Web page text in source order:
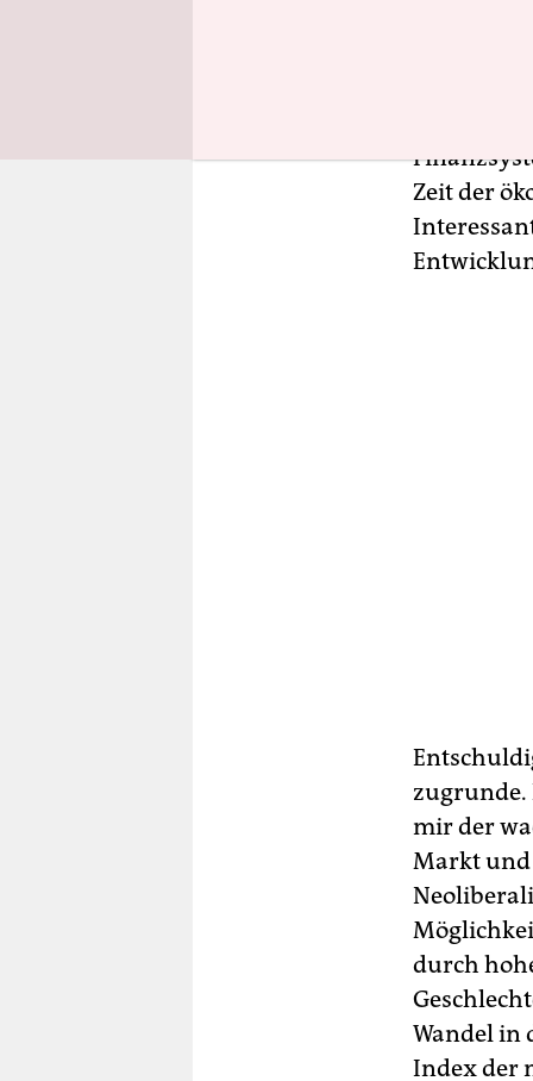
die
Zeit der
zugrunde.
mir der
Markt und
durch
Wandel in
Index der